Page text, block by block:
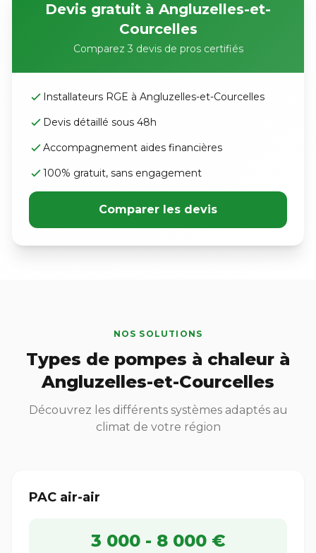
Devis gratuit à Angluzelles-et-
Courcelles
Comparez 3 devis de pros certifiés
Installateurs RGE à Angluzelles-et-Courcelles
Devis détaillé sous 48h
Accompagnement aides financières
100% gratuit, sans engagement
Comparer les devis
NOS SOLUTIONS
Types de pompes à chaleur à
Angluzelles-et-Courcelles
Découvrez les différents systèmes adaptés au
climat de votre région
PAC air-air
3 000 - 8 000 €